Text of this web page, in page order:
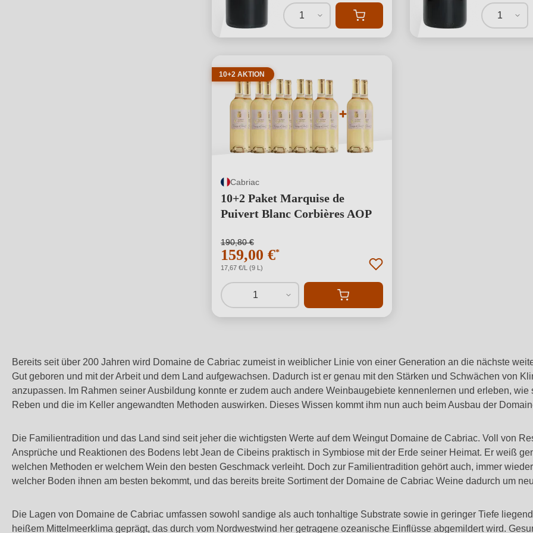
1 1
10+2 AKTION
Cabriac
10+2 Paket Marquise de
Puivert Blanc Corbières AOP
190,80 €
159,00 €*
17,67 €/L (9 L)
1
Bereits seit über 200 Jahren wird Domaine de Cabriac zumeist in weiblicher Linie von einer Generation an die nächste
Gut geboren und mit der Arbeit und dem Land aufgewachsen. Dadurch ist er genau mit den Stärken und Schwächen von
anzupassen. Im Rahmen seiner Ausbildung konnte er zudem auch andere Weinbaugebiete kennenlernen und erleben,
Reben und die im Keller angewandten Methoden auswirken. Dieses Wissen kommt ihm nun auch beim Ausbau der
Die Familientradition und das Land sind seit jeher die wichtigsten Werte auf dem Weingut Domaine de Cabriac. Voll von
Ansprüche und Reaktionen des Bodens lebt Jean de Cibeins praktisch in Symbiose mit der Erde seiner Heimat. Er weiß
welchen Methoden er welchem Wein den besten Geschmack verleiht. Doch zur Familientradition gehört auch, immer
welcher Boden ihnen am besten bekommt, und das bereits breite Sortiment der Domaine de Cabriac Weine dadurch um
Die Lagen von Domaine de Cabriac umfassen sowohl sandige als auch tonhaltige Substrate sowie in geringer Tiefe
heißem Mittelmeerklima geprägt, das durch vom Nordwestwind her getragene ozeanische Einflüsse abgemildert wird.